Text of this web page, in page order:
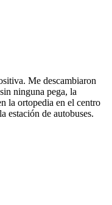
Me descambiaron
ninguna pega, la
la ortopedia en el centro
estación de autobuses.